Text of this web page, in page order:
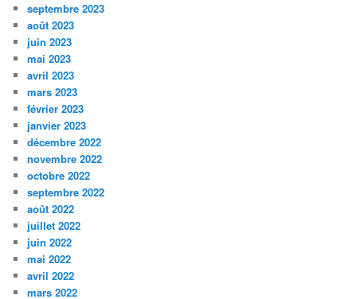
septembre 2023
août 2023
juin 2023
mai 2023
avril 2023
mars 2023
février 2023
janvier 2023
décembre 2022
novembre 2022
octobre 2022
septembre 2022
août 2022
juillet 2022
juin 2022
mai 2022
avril 2022
mars 2022